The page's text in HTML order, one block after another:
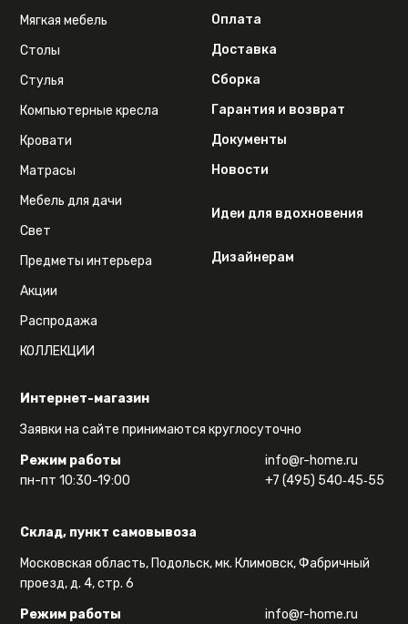
Интернет-магазин
Заявки на сайте принимаются круглосуточно
Режим работы
пн-пт 10:30-19:00
info@r-home.ru
+7 (495) 540‑45‑55
Склад, пункт самовывоза
Московская область, Подольск, мк. Климовск, Фабричный
проезд, д. 4, стр. 6
Режим работы
info@r-home.ru
Мягкая мебель
Столы
Стулья
Компьютерные кресла
Кровати
Матрасы
Мебель для дачи
Свет
Предметы интерьера
Акции
Распродажа
КОЛЛЕКЦИИ
Оплата
Доставка
Сборка
Гарантия и возврат
Документы
Новости
Идеи для вдохновения
Дизайнерам